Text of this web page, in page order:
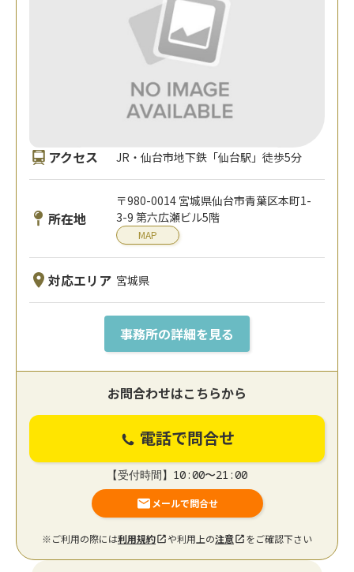
アクセス JR・仙台市地下鉄「仙台駅」徒歩5分
所在地
〒980-0014 宮城県仙台市青葉区本町1-
3-9 第六広瀬ビル5階
MAP
対応エリア 宮城県
事務所の詳細を見る
お問合わせはこちらから
電話で問合せ
【受付時間】10:00〜21:00
メールで問合せ
※ご利用の際には利用規約 や利用上の注意 をご確認下さい